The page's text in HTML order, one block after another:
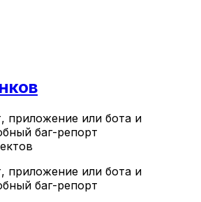
приложение или бота и
баг-репорт
приложение или бота и
баг-репорт